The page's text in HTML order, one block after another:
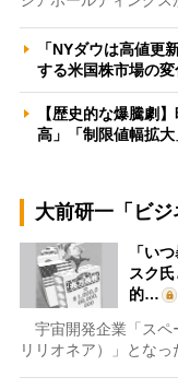
「NYダウは高値更
する米国株市場の
【歴史的な爆騰劇
高」「制限値幅拡
大前研一「ビ
「い
スク
的…
宇宙開発企業「スペ
リリオネア）」とな